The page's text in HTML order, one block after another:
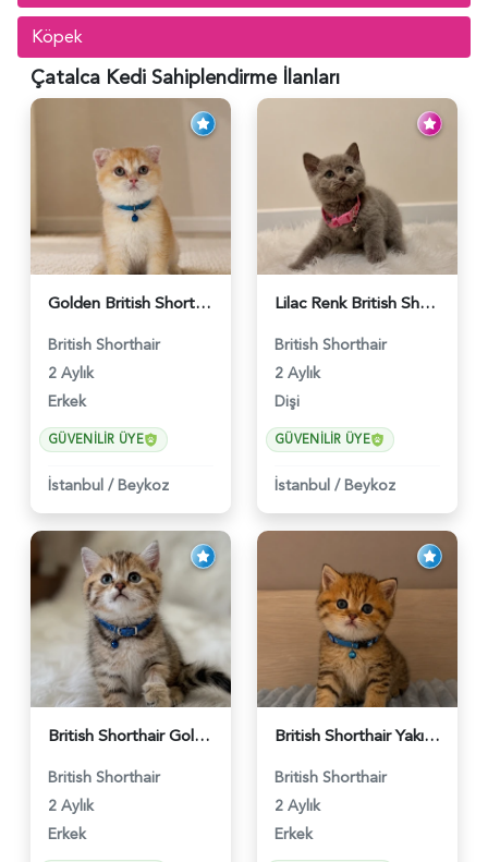
Köpek
Çatalca Kedi Sahiplendirme İlanları
Golden British Shorthair Sapsarı Oğlumuz - 5560
British Shorthair
2 Aylık
Erkek
GÜVENILIR ÜYE
İstanbul / Beykoz
Lilac Renk British Shorthair Prensesimiz - 5561
British Shorthair
2 Aylık
Dişi
GÜVENILIR ÜYE
İstanbul / Beykoz
British Shorthair Golden Tabby Black Yavrumuz - 5582
British Shorthair
2 Aylık
Erkek
British Shorthair Yakışıklı Bey Golden Tabby Erkek - 5559
British Shorthair
2 Aylık
Erkek